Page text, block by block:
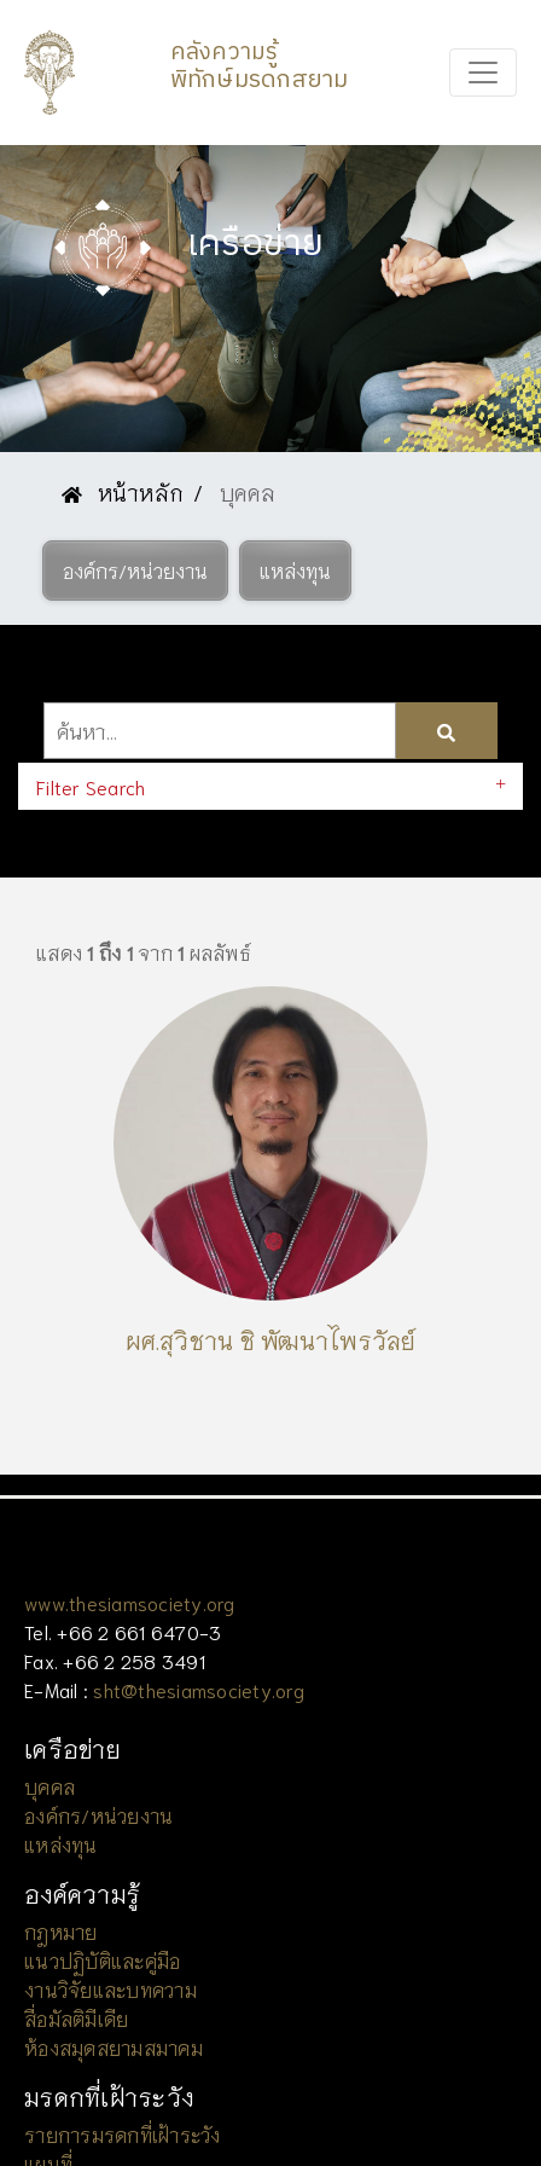
คลังความรู้
พิทักษ์มรดกสยาม
เครือข่าย
หน้าหลัก บุคคล
องค์กร/หน่วยงาน แหล่งทุน
Filter Search
แสดง1 ถึง 1จาก1 ผลลัพธ์
ผศ.สุวิชาน ชิ พัฒนาไพรวัลย์
www.thesiamsociety.org
Tel. +66 2 661 6470-3
Fax. +66 2 258 3491
E-Mail : sht@thesiamsociety.org
เครือข่าย
บุคคล
องค์กร/หน่วยงาน
แหล่งทุน
องค์ความรู้
กฎหมาย
แนวปฏิบัติและคู่มือ
งานวิจัยและบทความ
สื่อมัลติมีเดีย
ห้องสมุดสยามสมาคม
มรดกที่เฝ้าระวัง
รายการมรดกที่เฝ้าระวัง